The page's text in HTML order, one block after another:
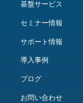
基盤サービス
セミナー情報
サポート情報
導入事例
ブログ
お問い合わせ